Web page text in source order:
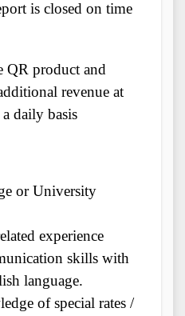
is closed on time
QR product and
revenue at
daily basis
or University
experience
skills with
language.
of special rates /